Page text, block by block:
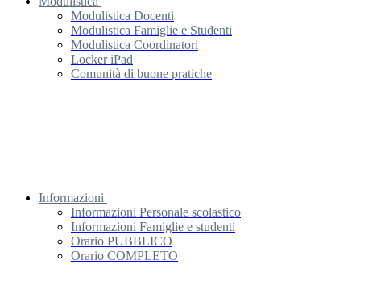
Modulistica Docenti
Modulistica Famiglie e Studenti
Modulistica Coordinatori
Locker iPad
Comunità di buone pratiche
Informazioni
Informazioni Personale scolastico
Informazioni Famiglie e studenti
Orario PUBBLICO
Orario COMPLETO